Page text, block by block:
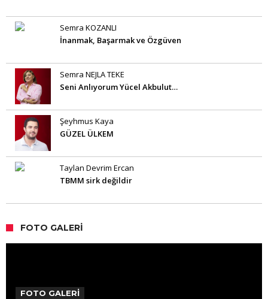
Semra KOZANLI
İnanmak, Başarmak ve Özgüven
Semra NEJLA TEKE
Seni Anlıyorum Yücel Akbulut…
Şeyhmus Kaya
GÜZEL ÜLKEM
Taylan Devrim Ercan
TBMM sirk değildir
FOTO GALERI
FOTO GALERİ